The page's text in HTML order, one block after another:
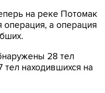
на реке Потомак
операция, а операция
28 тел
тел находившихся на